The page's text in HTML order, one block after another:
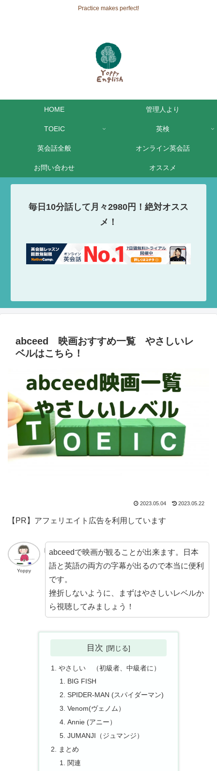
Practice makes perfect!
HOME 管理人より
TOEIC 英検
英会話全般 オンライン英会話
お問い合わせ オススメ
毎日10分話して月々2980円！絶対オスス
メ！
abceed 映画おすすめ一覧 やさしいレ
ベルはこちら！
2023.05.04 2023.05.22
【PR】アフェリエイト広告を利用しています
Yoppy
abceedで映画が観ることが出来ます。日本
語と英語の両方の字幕が出るので本当に便利
です。
挫折しないように、まずはやさしいレベルか
ら視聴してみましょう！
目次
やさしい （初級者、中級者に）
BIG FISH
SPIDER-MAN (スパイダーマン)
Venom(ヴェノム）
Annie (アニー）
JUMANJI（ジュマンジ）
まとめ
関連